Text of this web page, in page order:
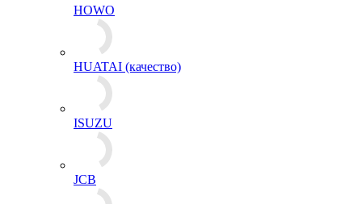
HOWO
HUATAI (качество)
ISUZU
JCB